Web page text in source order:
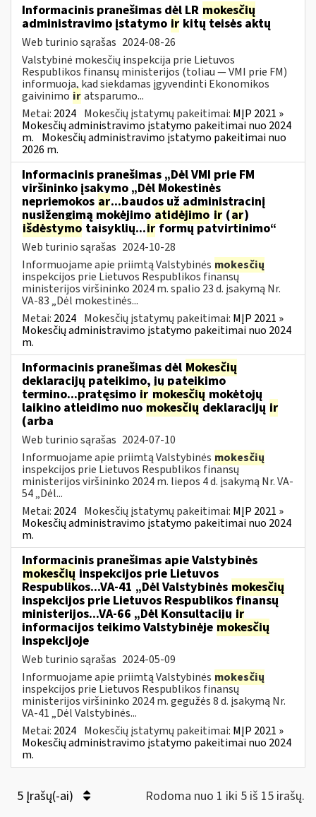
Informacinis pranešimas dėl LR mokesčių
administravimo įstatymo ir kitų teisės aktų
Web turinio sąrašas 2024-08-26
Valstybinė mokesčių inspekcija prie Lietuvos
Respublikos finansų ministerijos (toliau — VMI prie FM)
informuoja, kad siekdamas įgyvendinti Ekonomikos
gaivinimo iratsparumo...
Metai: 2024 Mokesčių įstatymų pakeitimai: MĮP 2021 »
Mokesčių administravimo įstatymo pakeitimai nuo 2024
m. Mokesčių administravimo įstatymo pakeitimai nuo
2026 m.
Informacinis pranešimas „Dėl VMI prie FM
viršininko įsakymo „Dėl Mokestinės
nepriemokos ar...baudos už administracinį
nusižengimą mokėjimo atidėjimo ir (ar)
išdėstymo taisyklių...irformų patvirtinimo“
Web turinio sąrašas 2024-10-28
Informuojame apie priimtą Valstybinės mokesčių
inspekcijos prie Lietuvos Respublikos finansų
ministerijos viršininko 2024 m. spalio 23 d. įsakymą Nr.
VA-83 „Dėl mokestinės...
Metai: 2024 Mokesčių įstatymų pakeitimai: MĮP 2021 »
Mokesčių administravimo įstatymo pakeitimai nuo 2024
m.
Informacinis pranešimas dėl Mokesčių
deklaracijų pateikimo, jų pateikimo
termino...pratęsimo ir mokesčių mokėtojų
laikino atleidimo nuomokesčiųdeklaracijų ir
(arba
Web turinio sąrašas 2024-07-10
Informuojame apie priimtą Valstybinės mokesčių
inspekcijos prie Lietuvos Respublikos finansų
ministerijos viršininko 2024 m. liepos 4 d. įsakymą Nr. VA-
54 „Dėl...
Metai: 2024 Mokesčių įstatymų pakeitimai: MĮP 2021 »
Mokesčių administravimo įstatymo pakeitimai nuo 2024
m.
Informacinis pranešimas apie Valstybinės
mokesčių inspekcijos prie Lietuvos
Respublikos...VA-41 „Dėl Valstybinės mokesčių
inspekcijos prie Lietuvos Respublikos finansų
ministerijos...VA-66 „Dėl Konsultacijų ir
informacijos teikimo Valstybinėje mokesčių
inspekcijoje
Web turinio sąrašas 2024-05-09
Informuojame apie priimtą Valstybinės mokesčių
inspekcijos prie Lietuvos Respublikos finansų
ministerijos viršininko 2024 m. gegužės 8 d. įsakymą Nr.
VA-41 „Dėl Valstybinės...
Metai: 2024 Mokesčių įstatymų pakeitimai: MĮP 2021 »
Mokesčių administravimo įstatymo pakeitimai nuo 2024
m.
5 Įrašų(-ai) Rodoma nuo 1 iki 5 iš 15 irašų.